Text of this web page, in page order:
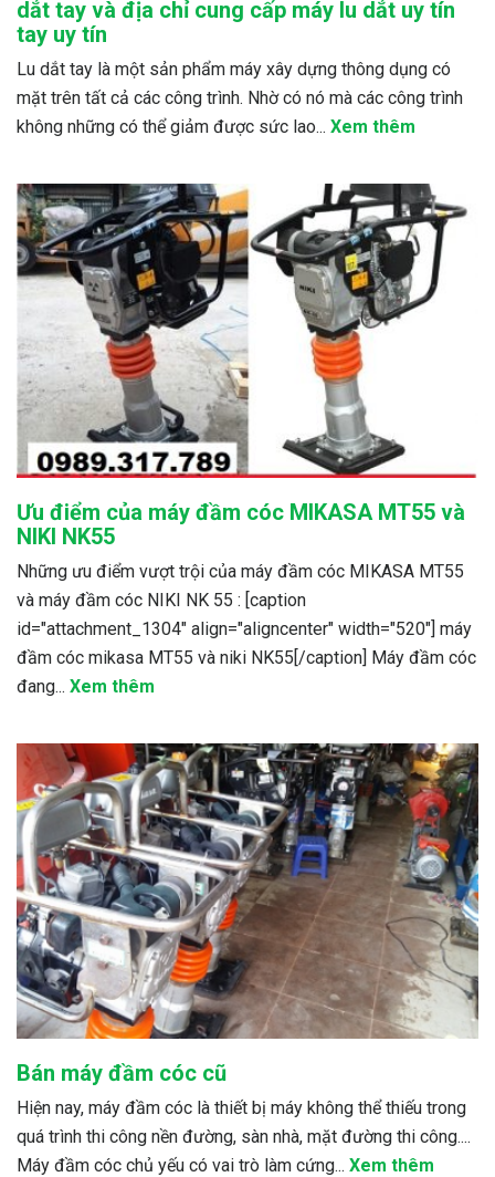
dắt tay và địa chỉ cung cấp máy lu dắt uy tín
tay uy tín
Lu dắt tay là một sản phẩm máy xây dựng thông dụng có
mặt trên tất cả các công trình. Nhờ có nó mà các công trình
không những có thể giảm được sức lao... Xem thêm
Ưu điểm của máy đầm cóc MIKASA MT55 và
NIKI NK55
Những ưu điểm vượt trội của máy đầm cóc MIKASA MT55
và máy đầm cóc NIKI NK 55 : [caption
id="attachment_1304" align="aligncenter" width="520"] máy
đầm cóc mikasa MT55 và niki NK55[/caption] Máy đầm cóc
đang... Xem thêm
Bán máy đầm cóc cũ
Hiện nay, máy đầm cóc là thiết bị máy không thể thiếu trong
quá trình thi công nền đường, sàn nhà, mặt đường thi công....
Máy đầm cóc chủ yếu có vai trò làm cứng... Xem thêm